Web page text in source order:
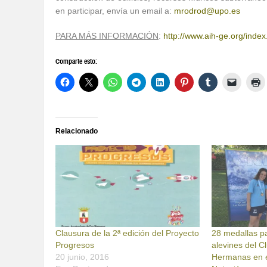
en participar, envía un email a: mrodrod@upo.es
PARA MÁS INFORMACIÓN: http://www.aih-ge.org/
Comparte esto:
Relacionado
Clausura de la 2ª edición del Proyecto
Progresos
20 junio, 2016
28 medallas
alevines del
Hermanas en